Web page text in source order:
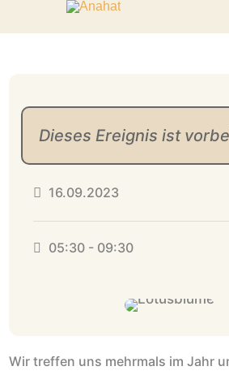
Dieses Ereignis ist
16.09.2023
05:30 - 09:30
Wir treffen uns mehrmals im Jahr